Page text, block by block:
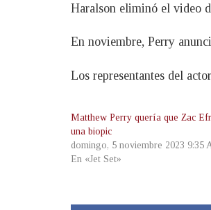
Haralson eliminó el video
En noviembre, Perry
Los representantes del
Matthew Perry quería que Zac
una biopic
domingo, 5 noviembre 2023 9:35
En «Jet Set»